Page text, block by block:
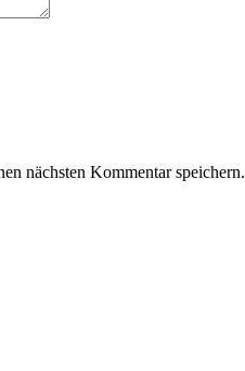
nächsten Kommentar speichern.